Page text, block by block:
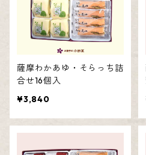
薩摩わかあゆ・そらっち詰
合せ16個入
¥3,840